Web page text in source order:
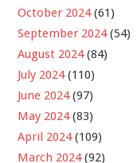
October 2024(61)
September 2024(54)
August 2024(84)
July 2024(110)
June 2024(97)
May 2024(83)
April 2024(109)
March 2024(92)